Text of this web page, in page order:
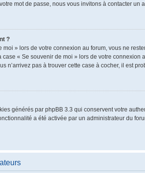
mot de passe, nous vous invitons à contacter un
?
» lors de votre connexion au forum, vous ne
« Se souvenir de moi » lors de votre
n’arrivez pas à trouver cette case à cocher, il est
générés par phpBB 3.3 qui conservent votre
a été activée par un administrateur du